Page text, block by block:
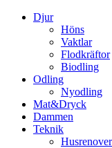
Djur
Höns
Vaktlar
Flodkräftor
Biodling
Odling
Nyodling
Mat&Dryck
Dammen
Teknik